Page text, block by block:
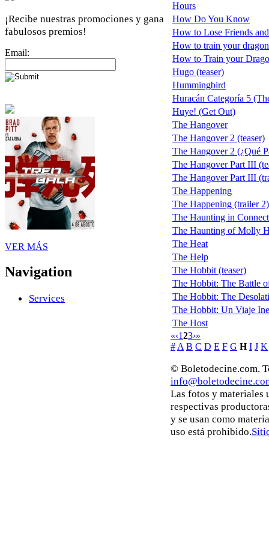
¡Recibe nuestras promociones y gana
fabulosos premios!
Email:
VER MÁS
Navigation
Services
Hours
How Do You Know
How to Lose Friends
How to train your dragon
How to Train your
Hugo (teaser)
Hummingbird
Huracán Categoría 5
Huye! (Get Out)
The Hangover
The Hangover 2 (teaser)
The Hangover 2 (¿Qué
The Hangover Part III
The Hangover Part III
The Happening
The Happening (trailer 2)
The Haunting in
The Haunting of Molly
The Heat
The Help
The Hobbit (teaser)
The Hobbit: The Battle
The Hobbit: The
The Hobbit: Un Viaje
The Host
«‹123›»
# A B C D E F G H I J K
© Boletodecine.com.
Las fotos y materiales
respectivas
y se usan como
uso está prohibido.